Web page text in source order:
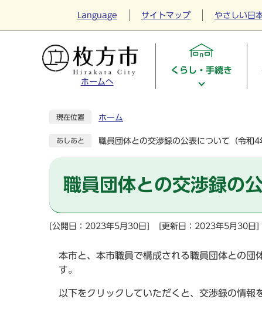
Language サイトマップ やさしい日
ホームへ
くらし・手続き
現在位置 ホーム
あしあと 職員団体との交渉録の公表について（令和4
職員団体との交渉録の
[公開日：2023年5月30日] [更新日：2023年5月30日]
本市と、本市職員で構成される職員団体との団
す。
以下をクリックしていただくと、交渉録の情報